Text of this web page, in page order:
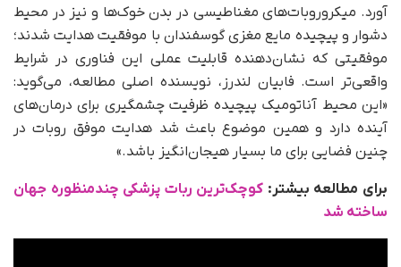
آورد. میکروروبات‌های مغناطیسی در بدن خوک‌ها و نیز در محیط
دشوار و پیچیده مایع مغزی گوسفندان با موفقیت هدایت شدند؛
موفقیتی که نشان‌دهنده قابلیت عملی این فناوری در شرایط
واقعی‌تر است. فابیان لندرز، نویسنده اصلی مطالعه، می‌گوید:
«این محیط آناتومیک پیچیده ظرفیت چشمگیری برای درمان‌های
آینده دارد و همین موضوع باعث شد هدایت موفق روبات در
چنین فضایی برای ما بسیار هیجان‌انگیز باشد.»
برای مطالعه بیشتر: کوچک‌ترین ربات پزشکی چندمنظوره جهان
ساخته شد